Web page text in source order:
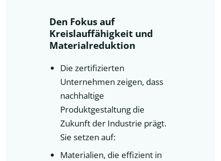
Den Fokus auf
Kreislauffähigkeit und
Materialreduktion
Die zertifizierten
Unternehmen zeigen, dass
nachhaltige
Produktgestaltung die
Zukunft der Industrie prägt.
Sie setzen auf:
Materialien, die effizient in